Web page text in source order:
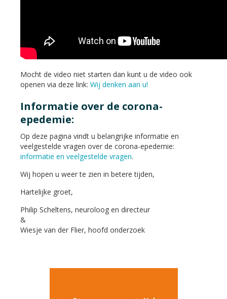
Mocht de video niet starten dan kunt u de video ook
openen via deze link: Wij denken aan u!
Informatie over de corona-
epedemie:
Op deze pagina vindt u belangrijke informatie en
veelgestelde vragen over de corona-epedemie:
informatie en veelgestelde vragen.
Wij hopen u weer te zien in betere tijden,
Hartelijke groet,
Philip Scheltens, neuroloog en directeur
&
Wiesje van der Flier, hoofd onderzoek